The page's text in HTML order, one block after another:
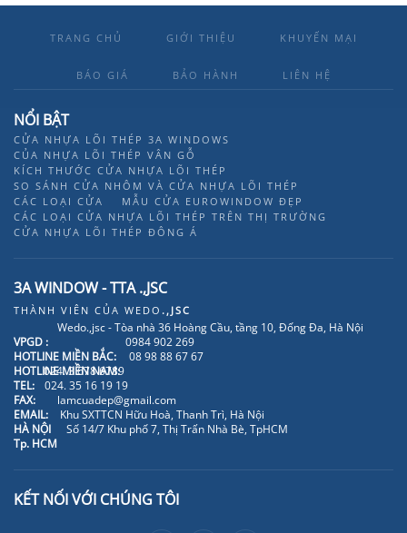
TRANG CHỦ GIỚI THIỆU KHUYẾN MẠI
BÁO GIÁ BẢO HÀNH LIÊN HỆ
NỔI BẬT
CỬA NHỰA LÕI THÉP 3A WINDOWS
CỦA NHỰA LÕI THÉP VÂN GỖ
KÍCH THƯỚC CỬA NHỰA LÕI THÉP
SO SÁNH CỬA NHÔM VÀ CỬA NHỰA LÕI THÉP
CÁC LOẠI CỬA
MẪU CỬA EUROWINDOW ĐẸP
CÁC LOẠI CỬA NHỰA LÕI THÉP TRÊN THỊ TRƯỜNG
CỬA NHỰA LÕI THÉP ĐÔNG Á
3A WINDOW - TTA .,JSC
THÀNH VIÊN CỦA WEDO .,JSC
VPGD :
Wedo.,jsc - Tòa nhà 36 Hoàng Cầu, tầng 10, Đống Đa, Hà Nội
HOTLINE MIỀN BẮC:
0984 902 269
HOTLINE MIỀN NAM:
08 98 88 67 67
TEL:
024. 3 678 6789
FAX:
024. 35 16 19 19
EMAIL:
lamcuadep@gmail.com
HÀ NỘI
Khu SXTTCN Hữu Hoà, Thanh Trì, Hà Nội
Tp. HCM
Số 14/7 Khu phố 7, Thị Trấn Nhà Bè, TpHCM
KẾT NỐI VỚI CHÚNG TÔI